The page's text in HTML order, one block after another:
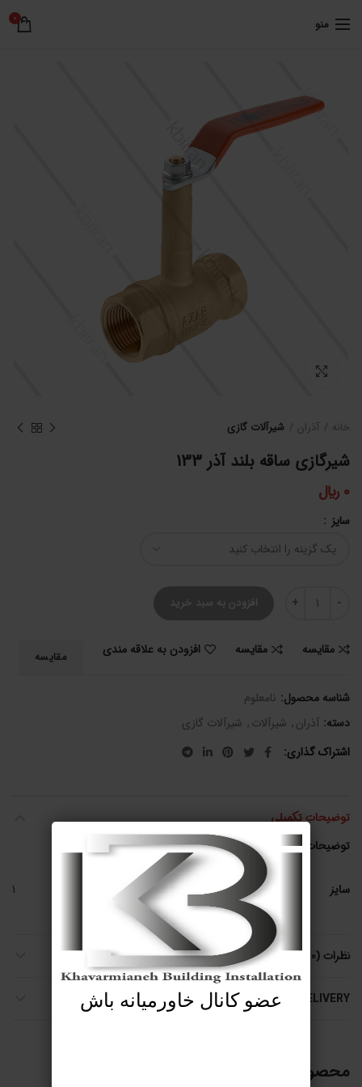
منو 0
خانه آذران شیرآلات گازی
شیرگازی ساقه بلند آذر 133
0 ﷼
سایز
شیرگازی ساقه بلند آذر 133 عددافزودن به سبد خرید
مقایسه مقایسه افزودن به علاقه مندی مقایسه
شناسه محصول: نامعلوم
دسته: آذران, شیرآلات, شیرآلات گازی
اشتراک گذاری
توضیحات تکمیلی
توضیحات تکمیلی
سایز 1
نظرات (0)
SHIPPING & DELIVERY
محصولات مرتبط
عضو کانال خاورمیانه باش